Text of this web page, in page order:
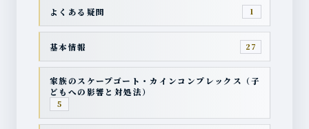
よくある疑問 1
基本情報 27
家族のスケープゴート・カインコンプレックス（子
どもへの影響と対処法）
5